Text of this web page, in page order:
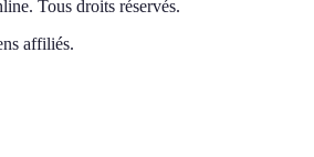
. Tous droits réservés.
affiliés.